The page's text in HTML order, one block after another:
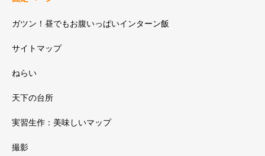
ガツン！昼でもお腹いっぱいインターン飯
サイトマップ
ねらい
天下の台所
実習生作：美味しいマップ
撮影